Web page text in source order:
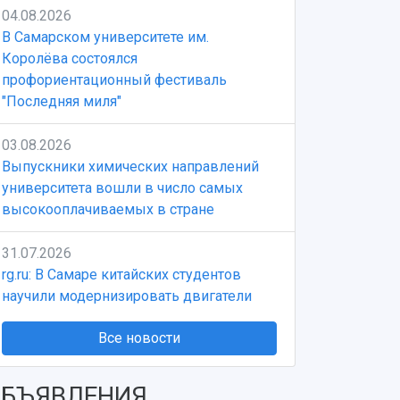
04.08.2026
В Самарском университете им.
Королёва состоялся
профориентационный фестиваль
"Последняя миля"
03.08.2026
Выпускники химических направлений
университета вошли в число самых
высокооплачиваемых в стране
31.07.2026
rg.ru: В Самаре китайских студентов
научили модернизировать двигатели
Все новости